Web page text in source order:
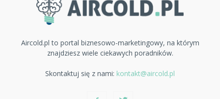
Aircold.pl to portal biznesowo-marketingowy, na którym
znajdziesz wiele ciekawych poradników.
Skontaktuj się z nami: kontakt@aircold.pl